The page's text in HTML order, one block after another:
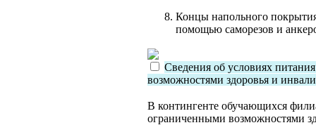
Концы напольного
помощью саморезов и
Сведения об условиях
возможностями здоровья и
В контингенте обучающихся
ограниченными возможностями